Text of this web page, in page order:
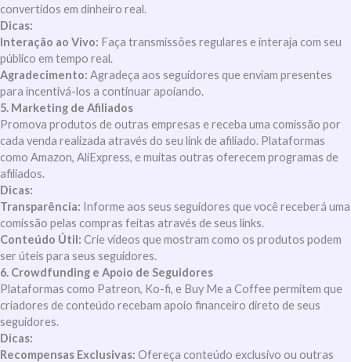
convertidos em dinheiro real.
Dicas:
Interação ao Vivo: Faça transmissões regulares e interaja com seu
público em tempo real.
Agradecimento: Agradeça aos seguidores que enviam presentes
para incentivá-los a continuar apoiando.
5. Marketing de Afiliados
Promova produtos de outras empresas e receba uma comissão por
cada venda realizada através do seu link de afiliado. Plataformas
como Amazon, AliExpress, e muitas outras oferecem programas de
afiliados.
Dicas:
Transparência: Informe aos seus seguidores que você receberá uma
comissão pelas compras feitas através de seus links.
Conteúdo Útil: Crie vídeos que mostram como os produtos podem
ser úteis para seus seguidores.
6. Crowdfunding e Apoio de Seguidores
Plataformas como Patreon, Ko-fi, e Buy Me a Coffee permitem que
criadores de conteúdo recebam apoio financeiro direto de seus
seguidores.
Dicas:
Recompensas Exclusivas: Ofereça conteúdo exclusivo ou outras